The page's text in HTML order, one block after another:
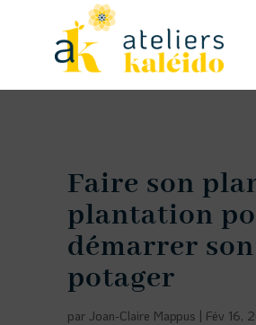
Faire son
plantation
démarrer son
potager
par Joan-Claire Mappus | Fév 16,